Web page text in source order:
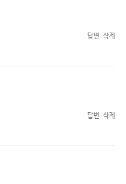
답변 삭제
답변 삭제